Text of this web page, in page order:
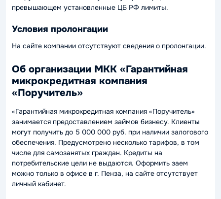
превышающем установленные ЦБ РФ лимиты.
Условия пролонгации
На сайте компании отсутствуют сведения о пролонгации.
Об организации МКК «Гарантийная
микрокредитная компания
«Поручитель»
«Гарантийная микрокредитная компания «Поручитель»
занимается предоставлением займов бизнесу. Клиенты
могут получить до 5 000 000 руб. при наличии залогового
обеспечения. Предусмотрено несколько тарифов, в том
числе для самозанятых граждан. Кредиты на
потребительские цели не выдаются. Оформить заем
можно только в офисе в г. Пенза, на сайте отсутствует
личный кабинет.